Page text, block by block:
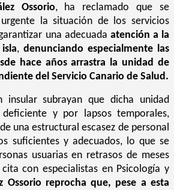
Ossorio, ha reclamado que se
la situación de los servicios
una adecuada atención a la
, denunciando especialmente las
hace años arrastra la unidad de
del Servicio Canario de Salud.
insular subrayan que dicha unidad
y por lapsos temporales,
una estructural escasez de personal
suficientes y adecuados, lo que se
usuarias en retrasos de meses
con especialistas en Psicología y
Ossorio reprocha que, pese a esta